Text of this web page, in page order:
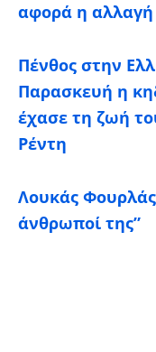
αφορά η αλλαγή
Πένθος στην
Παρασκευή η
έχασε τη ζωή
Ρέντη
Λουκάς
άνθρωποί της”